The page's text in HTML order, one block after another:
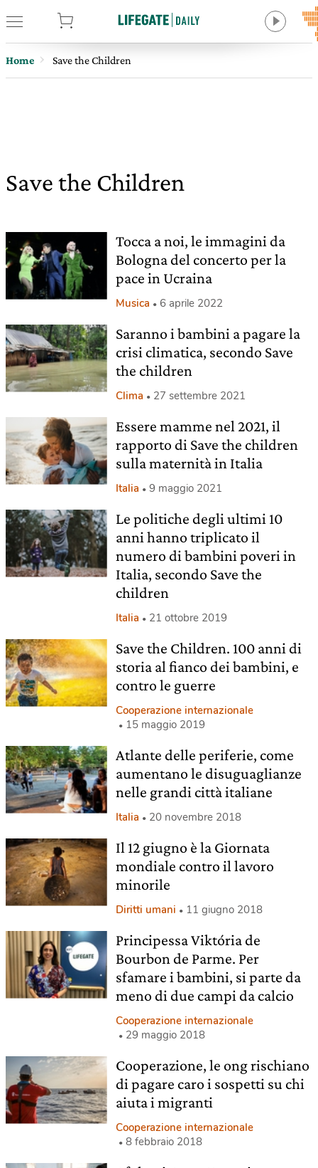
Home Save the Children
Save the Children
Tocca a noi, le immagini da
Bologna del concerto per la
pace in Ucraina
Musica 6 aprile 2022
Saranno i bambini a pagare la
crisi climatica, secondo Save
the children
Clima 27 settembre 2021
Essere mamme nel 2021, il
rapporto di Save the children
sulla maternità in Italia
Italia 9 maggio 2021
Le politiche degli ultimi 10
anni hanno triplicato il
numero di bambini poveri in
Italia, secondo Save the
children
Italia 21 ottobre 2019
Save the Children. 100 anni di
storia al fianco dei bambini, e
contro le guerre
Cooperazione internazionale
15 maggio 2019
Atlante delle periferie, come
aumentano le disuguaglianze
nelle grandi città italiane
Italia 20 novembre 2018
Il 12 giugno è la Giornata
mondiale contro il lavoro
minorile
Diritti umani 11 giugno 2018
Principessa Viktória de
Bourbon de Parme. Per
sfamare i bambini, si parte da
meno di due campi da calcio
Cooperazione internazionale
29 maggio 2018
Cooperazione, le ong rischiano
di pagare caro i sospetti su chi
aiuta i migranti
Cooperazione internazionale
8 febbraio 2018